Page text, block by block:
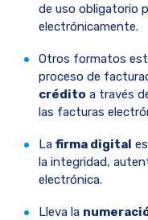
de uso obligatorio
electrónicamente.
Otros formatos
proceso de
crédito a través
las facturas
La firma digital
la integridad,
electrónica.
Lleva la